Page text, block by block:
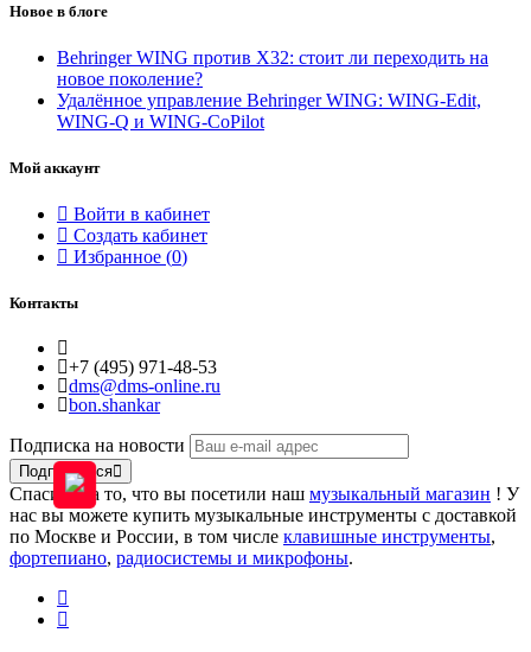
Новое в блоге
Behringer WING против X32: стоит ли переходить на
новое поколение?
Удалённое управление Behringer WING: WING-Edit,
WING-Q и WING-CoPilot
Мой аккаунт
Войти в кабинет
Создать кабинет
Избранное (0)
Контакты
+7 (495) 971-48-53
dms@dms-online.ru
bon.shankar
Подписка на новости
Подписаться
Спасибо за то, что вы посетили наш музыкальный магазин ! У
нас вы можете купить музыкальные инструменты с доставкой
по Москве и России, в том числе клавишные инструменты,
фортепиано, радиосистемы и микрофоны.